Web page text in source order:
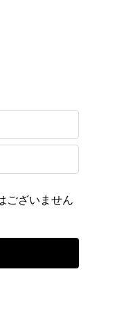
ございません